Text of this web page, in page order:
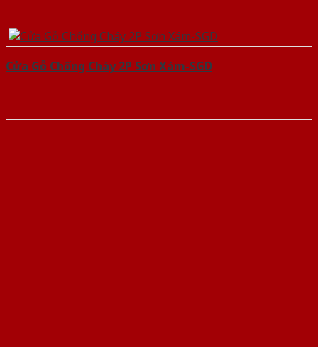
Cửa Gỗ Chống Cháy 2P Sơn Xám-SGD